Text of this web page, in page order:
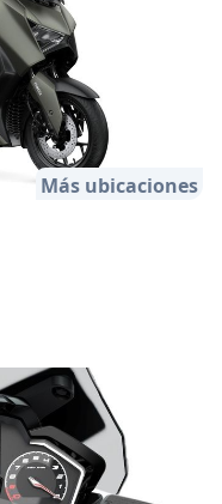
Más ubicaciones